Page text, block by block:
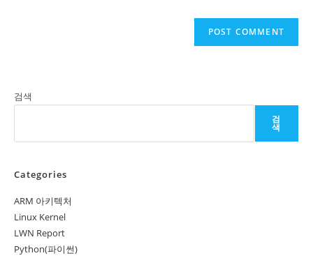
검색
검
색
Categories
ARM 아키텍처
Linux Kernel
LWN Report
Python(파이썬)